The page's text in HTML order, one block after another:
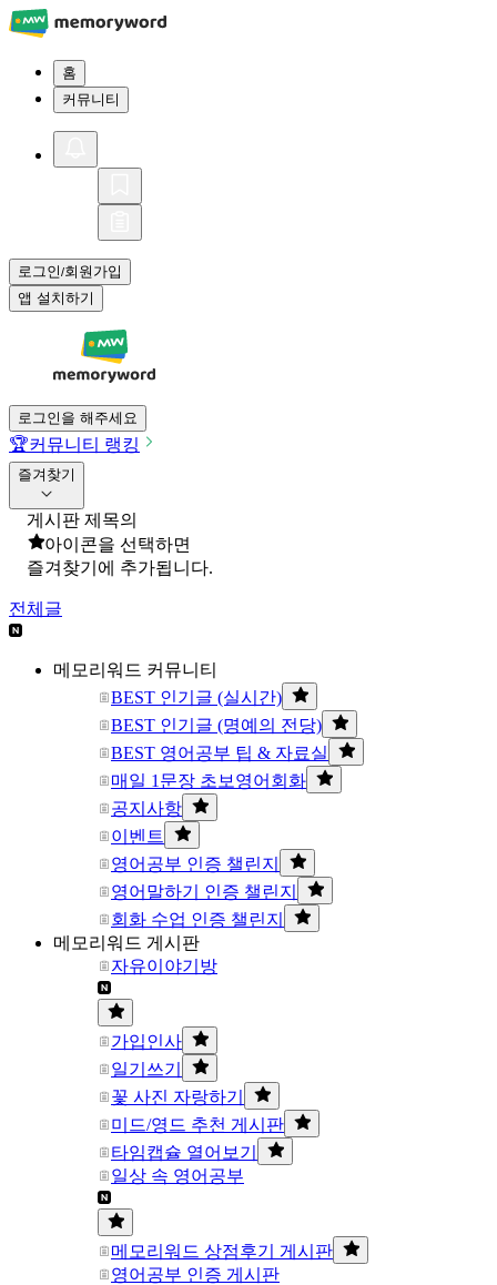
홈
커뮤니티
로그인/회원가입
앱 설치하기
로그인을 해주세요
🏆커뮤니티 랭킹
즐겨찾기
게시판 제목의
아이콘을 선택하면
즐겨찾기에 추가됩니다.
전체글
메모리워드 커뮤니티
BEST 인기글 (실시간)
BEST 인기글 (명예의 전당)
BEST 영어공부 팁 & 자료실
매일 1문장 초보영어회화
공지사항
이벤트
영어공부 인증 챌린지
영어말하기 인증 챌린지
회화 수업 인증 챌린지
메모리워드 게시판
자유이야기방
가입인사
일기쓰기
꽃 사진 자랑하기
미드/영드 추천 게시판
타임캡슐 열어보기
일상 속 영어공부
메모리워드 상점후기 게시판
영어공부 인증 게시판